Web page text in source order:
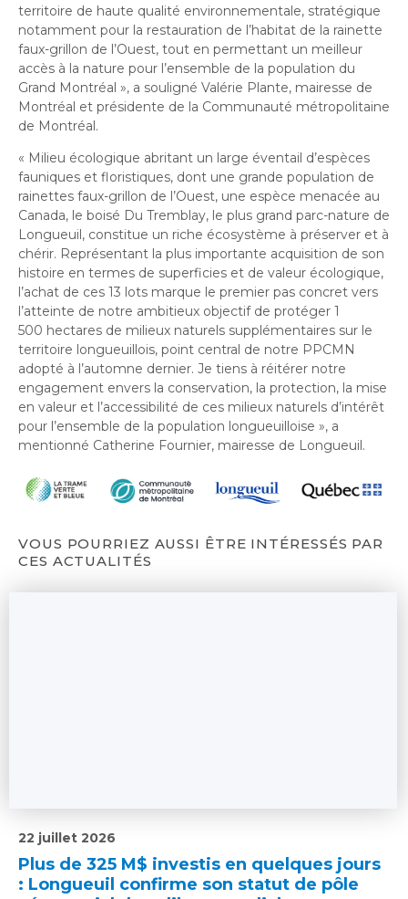
territoire de haute qualité environnementale, stratégique
notamment pour la restauration de l’habitat de la rainette
faux-grillon de l’Ouest, tout en permettant un meilleur
accès à la nature pour l’ensemble de la population du
Grand Montréal », a souligné Valérie Plante, mairesse de
Montréal et présidente de la Communauté métropolitaine
de Montréal.
« Milieu écologique abritant un large éventail d’espèces
fauniques et floristiques, dont une grande population de
rainettes faux-grillon de l’Ouest, une espèce menacée au
Canada, le boisé Du Tremblay, le plus grand parc-nature de
Longueuil, constitue un riche écosystème à préserver et à
chérir. Représentant la plus importante acquisition de son
histoire en termes de superficies et de valeur écologique,
l’achat de ces 13 lots marque le premier pas concret vers
l’atteinte de notre ambitieux objectif de protéger 1
500 hectares de milieux naturels supplémentaires sur le
territoire longueuillois, point central de notre PPCMN
adopté à l’automne dernier. Je tiens à réitérer notre
engagement envers la conservation, la protection, la mise
en valeur et l’accessibilité de ces milieux naturels d’intérêt
pour l’ensemble de la population longueuilloise », a
mentionné Catherine Fournier, mairesse de Longueuil.
VOUS POURRIEZ AUSSI ÊTRE INTÉRESSÉS PAR
CES ACTUALITÉS
Plus de 325 M$ investis en quelques jours
: Longueuil confirme son statut de pôle
22 juillet 2026